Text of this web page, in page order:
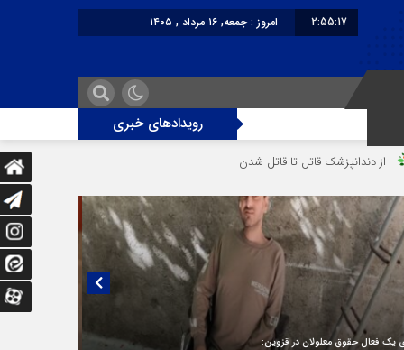
2:55:17
امروز : جمعه, ۱۶ مرداد , ۱۴۰۵
رویدادهای خبری
قاتل‌ شدن رستوران‌‌دار دختر ۱۶ ساله در تصادف آزادراه قزوین-کرج به کام مرگ رفت